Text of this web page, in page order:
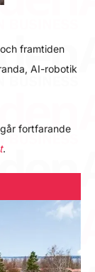
framtiden
AI-robotik
fortfarande
.